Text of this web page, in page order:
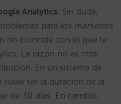
Analytics. Sin duda,
para los marketers
no coincide con lo que te
La razón no es otra
En un sistema de
suele ser la duración de la
de 30 días. En cambio,